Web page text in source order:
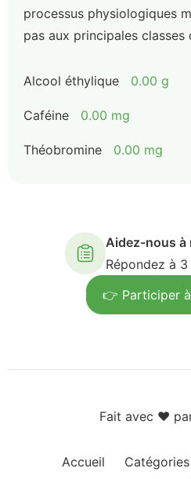
processus physiologiques
pas aux principales classes
Alcool éthylique 0.00 g
Caféine 0.00 mg
Théobromine 0.00 mg
Aidez-nous à
Répondez à
👉 Participer
Fait avec ❤️
Accueil Catégories